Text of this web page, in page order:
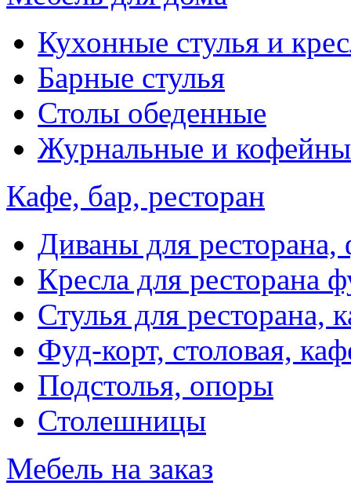
Кухонные стулья и
Барные стулья
Столы обеденные
Журнальные и
Кафе, бар, ресторан
Диваны для ресторана,
Кресла для ресторана
Стулья для ресторана,
Фуд-корт, столовая,
Подстолья, опоры
Столешницы
Мебель на заказ